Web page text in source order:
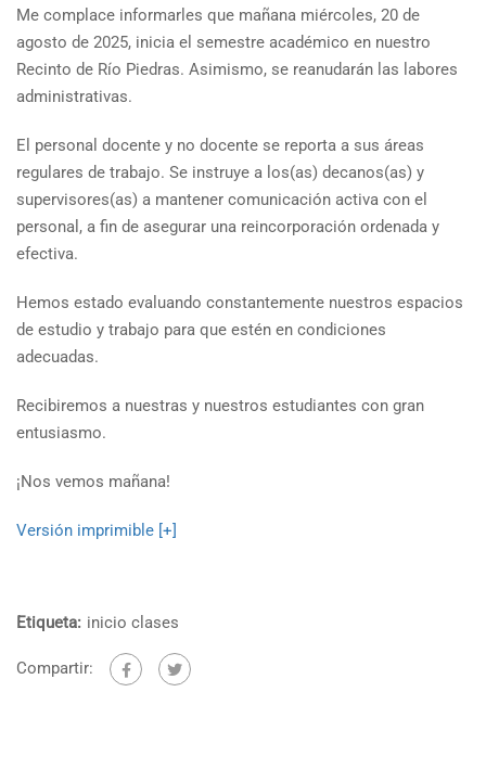
Me complace informarles que mañana miércoles, 20 de
agosto de 2025, inicia el semestre académico en nuestro
Recinto de Río Piedras. Asimismo, se reanudarán las labores
administrativas.
El personal docente y no docente se reporta a sus áreas
regulares de trabajo. Se instruye a los(as) decanos(as) y
supervisores(as) a mantener comunicación activa con el
personal, a fin de asegurar una reincorporación ordenada y
efectiva.
Hemos estado evaluando constantemente nuestros espacios
de estudio y trabajo para que estén en condiciones
adecuadas.
Recibiremos a nuestras y nuestros estudiantes con gran
entusiasmo.
¡Nos vemos mañana!
Versión imprimible [+]
Etiqueta: inicio clases
Compartir: